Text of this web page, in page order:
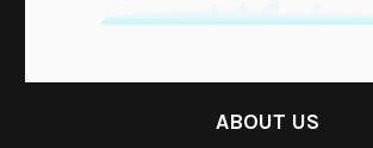
ABOUT US